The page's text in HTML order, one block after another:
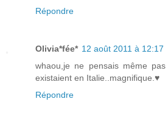
Répondre
Olivia*fée* 12 août 2011 à 12:17
whaou,je ne pensais même
existaient en Italie..magnifique.♥
Répondre